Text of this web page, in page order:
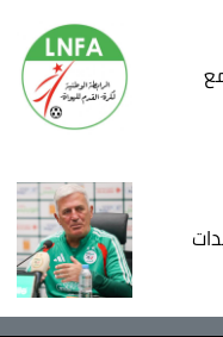
سيدات